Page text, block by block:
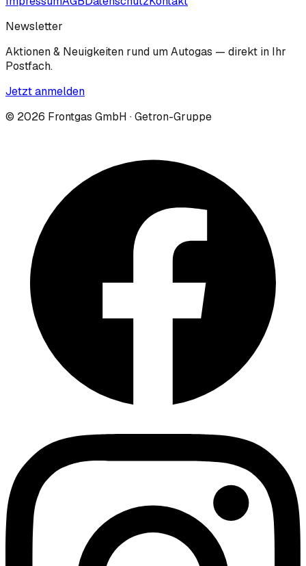
Newsletter
Aktionen & Neuigkeiten rund um Autogas — direkt in Ihr
Postfach.
Jetzt anmelden
© 2026 Frontgas GmbH · Getron-Gruppe